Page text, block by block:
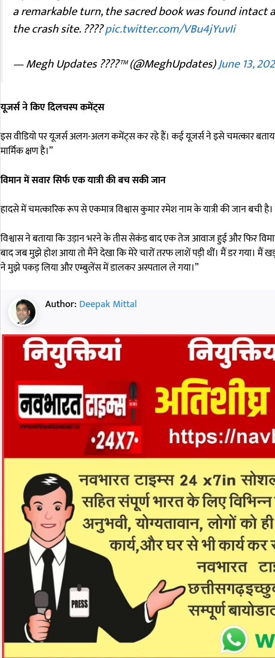
a remarkable turn, the sacred book was found
the crash site. ????pic.twitter.com/VBu4jYuvIi
— Megh Updates ????™ (@MeghUpdates)June 13,
यूजर्स ने किए दिलचस्प कमेंट्स
इस वीडियो पर यूजर्स अलग-अलग कमेंट्स कर रहे हैं। कई यूजर्स ने इसे चमत्कार
मार्मिक क्षण है।”
विमान में सवार सिर्फ एक यात्री की बच सकी जान
हादसे में चमत्कारिक रूप से एकमात्र विश्वास कुमार रमेश नाम के यात्री की जान बची
विश्वास ने बताया कि उड़ान भरने के तीस सेकंड बाद एक तेज आवाज हुई और फिर
बाद जब मुझे होश आया तो मैंने देखा कि मेरे चारों तरफ लाशें पड़ी थीं। मैं डर गया। मैं
ने मुझे पकड़ लिया और एम्बुलेंस में डालकर अस्पताल ले गया।”
Author: Deepak Mittal